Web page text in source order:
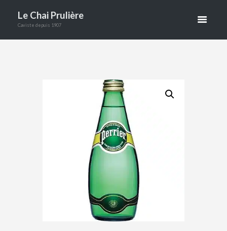
S DE 33CL
CONSIGNÉ
BOUTIQUE
SANS ALCOOL
EAUX
PERRIER EAU GAZEUSE 24
Le Chai Prulière
Caviste depuis 1907